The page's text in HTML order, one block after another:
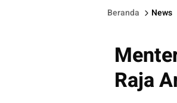
Beranda News
Raja